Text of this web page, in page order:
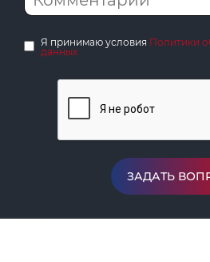
Я принимаю условия Политики
данных
ЗАДАТЬ